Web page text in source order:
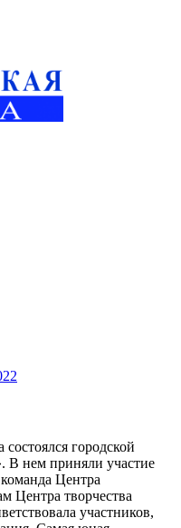
городской
В нем приняли участие
Центра
Центра творчества
участников,